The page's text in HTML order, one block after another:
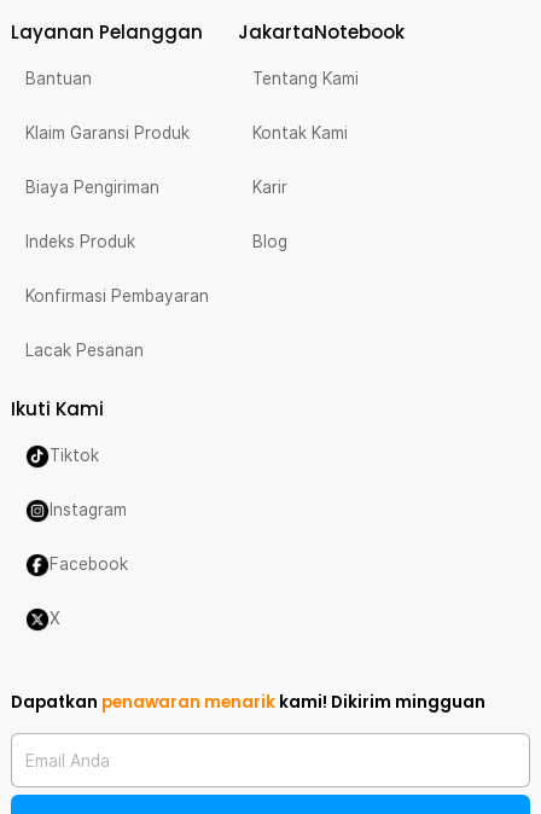
Layanan Pelanggan
Bantuan
Klaim Garansi Produk
Biaya Pengiriman
Indeks Produk
Konfirmasi Pembayaran
Lacak Pesanan
JakartaNotebook
Tentang Kami
Kontak Kami
Karir
Blog
Ikuti Kami
Tiktok
Instagram
Facebook
X
Dapatkan penawaran menarik kami! Dikirim mingguan
Email Anda